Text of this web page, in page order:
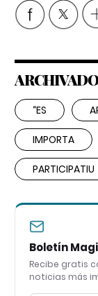
“ES
IMPORTA
PARTICIPATIU
Boletín
Recibe gratis
noticias más